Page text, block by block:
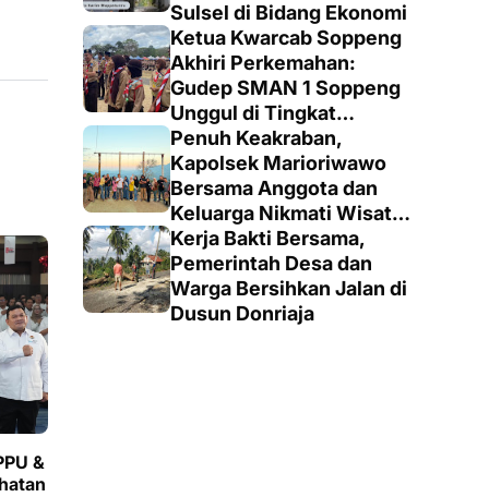
&
Sulsel di Bidang Ekonomi
Ketua Kwarcab Soppeng
Akhiri Perkemahan:
Gudep SMAN 1 Soppeng
Unggul di Tingkat
Penegak
Penuh Keakraban,
Kapolsek Marioriwawo
Bersama Anggota dan
Keluarga Nikmati Wisata
Alam
Kerja Bakti Bersama,
Pemerintah Desa dan
Warga Bersihkan Jalan di
Dusun Donriaja